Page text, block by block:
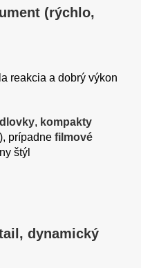
(rýchlo,
reakcia a dobrý výkon
, kompakty
prípadne filmové
štýl
dynamický